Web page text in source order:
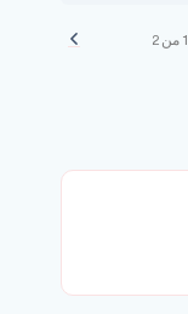
1 من 2